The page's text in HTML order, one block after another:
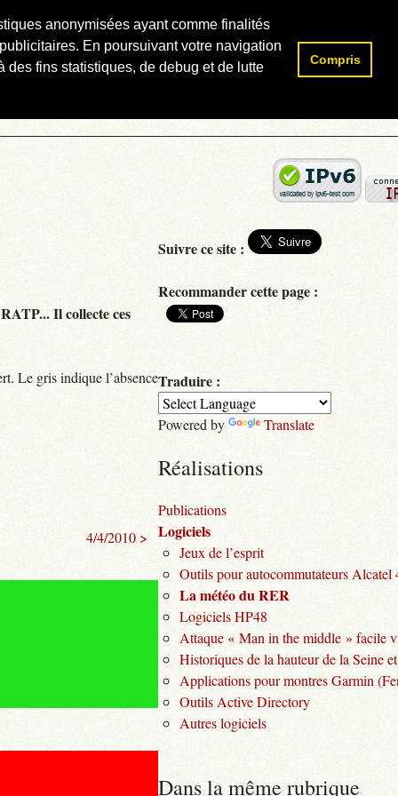
anonymisées ayant comme finalités
En poursuivant votre navigation
des fins statistiques, de debug et de lutte
Compris
Il collecte ces
Le gris indique l’absence
4/4/2010 >
Rechercher :
Suivre ce site :
Recommander cette page :
Traduire :
Powered by Translate
Réalisations
Publications
Logiciels
Jeux de l’esprit
Outils pour autocommutateurs Alcatel
La météo du RER
Logiciels HP48
Attaque « Man in the middle » facile
Historiques de la hauteur de la Seine
Applications pour montres Garmin
Outils Active Directory
Autres logiciels
Dans la même rubrique